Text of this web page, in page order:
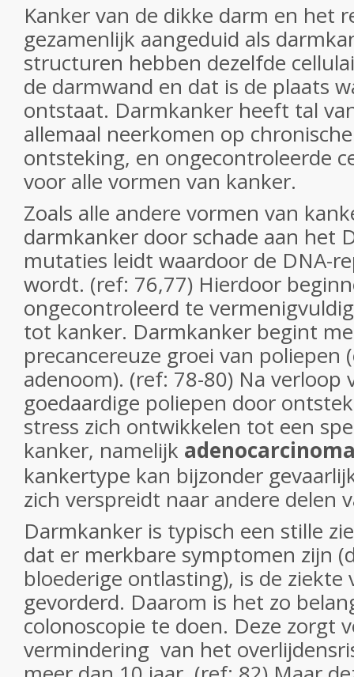
Kanker van de dikke darm en het
gezamenlijk aangeduid als
structuren hebben dezelfde
de darmwand en dat is de plaats
ontstaat. Darmkanker heeft tal
allemaal neerkomen op
ontsteking, en ongecontroleerde
voor alle vormen van kanker.
Zoals alle andere vormen van
darmkanker door schade aan het
mutaties leidt waardoor de DNA-
wordt. (ref: 76,77) Hierdoor
ongecontroleerd te
tot kanker. Darmkanker begint
precancereuze groei van poliepen
adenoom). (ref: 78-80) Na verloop
goedaardige poliepen door
stress zich ontwikkelen tot een
kanker, namelijk
kankertype kan bijzonder
zich verspreidt naar andere delen
Darmkanker is typisch een stille
dat er merkbare symptomen zijn
bloederige ontlasting), is de ziekte
gevorderd. Daarom is het zo
colonoscopie te doen. Deze zorgt
vermindering van het